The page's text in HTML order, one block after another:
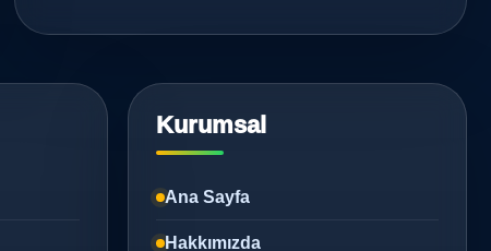
Kurumsal
Ana Sayfa
Hakkımızda